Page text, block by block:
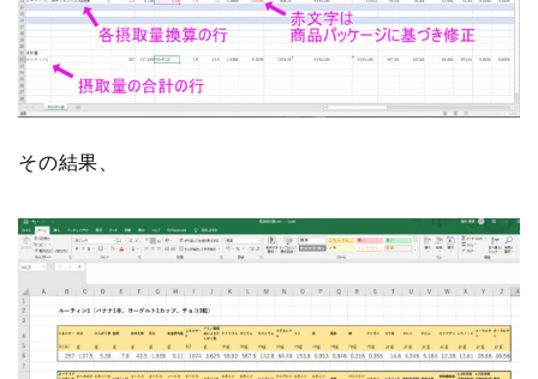
その結果、